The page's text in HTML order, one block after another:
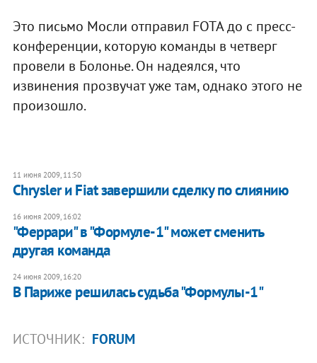
Это письмо Мосли отправил FOTA до с пресс-
конференции, которую команды в четверг
провели в Болонье. Он надеялся, что
извинения прозвучат уже там, однако этого не
произошло.
11 июня 2009, 11:50
Chrysler и Fiat завершили сделку по слиянию
16 июня 2009, 16:02
"Феррари" в "Формуле-1" может сменить
другая команда
24 июня 2009, 16:20
В Париже решилась судьба "Формулы-1"
ИСТОЧНИК: FORUM